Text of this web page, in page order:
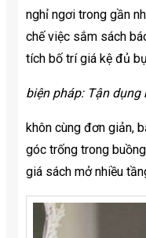
nghỉ ngơi trong gần
chế việc sắm sách
tích bố trí giá kệ đủ
biện pháp: Tận
khôn cùng đơn giản,
góc trống trong
giá sách mở nhiều